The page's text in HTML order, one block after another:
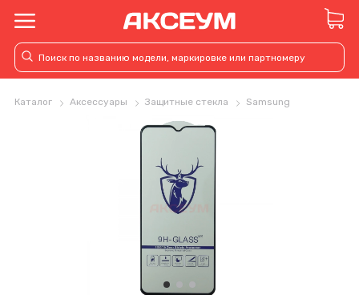
Каталог Аксессуары Защитные стекла Samsung